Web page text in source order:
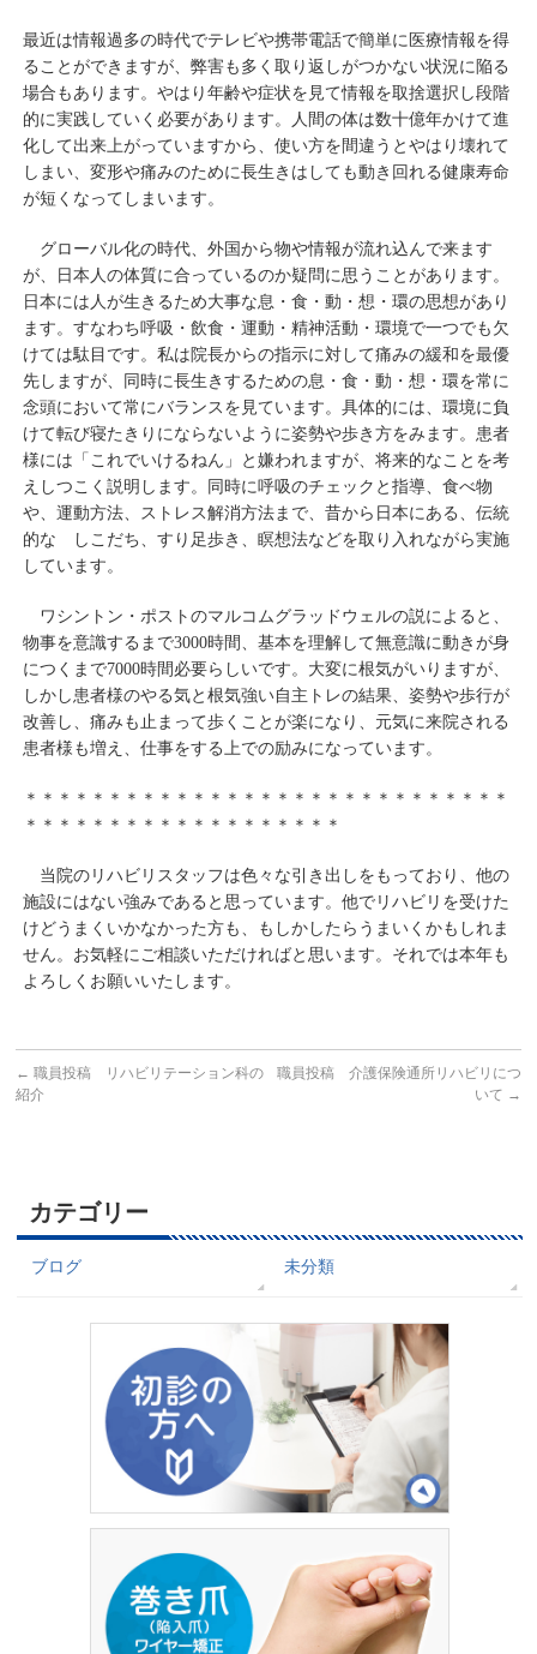
最近は情報過多の時代でテレビや携帯電話で簡単に医療情報を得
ることができますが、弊害も多く取り返しがつかない状況に陥る
場合もあります。やはり年齢や症状を見て情報を取捨選択し段階
的に実践していく必要があります。人間の体は数十億年かけて進
化して出来上がっていますから、使い方を間違うとやはり壊れて
しまい、変形や痛みのために長生きはしても動き回れる健康寿命
が短くなってしまいます。
グローバル化の時代、外国から物や情報が流れ込んで来ます
が、日本人の体質に合っているのか疑問に思うことがあります。
日本には人が生きるため大事な息・食・動・想・環の思想があり
ます。すなわち呼吸・飲食・運動・精神活動・環境で一つでも欠
けては駄目です。私は院長からの指示に対して痛みの緩和を最優
先しますが、同時に長生きするための息・食・動・想・環を常に
念頭において常にバランスを見ています。具体的には、環境に負
けて転び寝たきりにならないように姿勢や歩き方をみます。患者
様には「これでいけるねん」と嫌われますが、将来的なことを考
えしつこく説明します。同時に呼吸のチェックと指導、食べ物
や、運動方法、ストレス解消方法まで、昔から日本にある、伝統
的な しこだち、すり足歩き、瞑想法などを取り入れながら実施
しています。
ワシントン・ポストのマルコムグラッドウェルの説によると、
物事を意識するまで3000時間、基本を理解して無意識に動きが身
につくまで7000時間必要らしいです。大変に根気がいりますが、
しかし患者様のやる気と根気強い自主トレの結果、姿勢や歩行が
改善し、痛みも止まって歩くことが楽になり、元気に来院される
患者様も増え、仕事をする上での励みになっています。
＊＊＊＊＊＊＊＊＊＊＊＊＊＊＊＊＊＊＊＊＊＊＊＊＊＊＊＊＊
＊＊＊＊＊＊＊＊＊＊＊＊＊＊＊＊＊＊＊
当院のリハビリスタッフは色々な引き出しをもっており、他の
施設にはない強みであると思っています。他でリハビリを受けた
けどうまくいかなかった方も、もしかしたらうまいくかもしれま
せん。お気軽にご相談いただければと思います。それでは本年も
よろしくお願いいたします。
← 職員投稿 リハビリテーション科の
紹介
職員投稿 介護保険通所リハビリにつ
いて →
カテゴリー
ブログ 未分類